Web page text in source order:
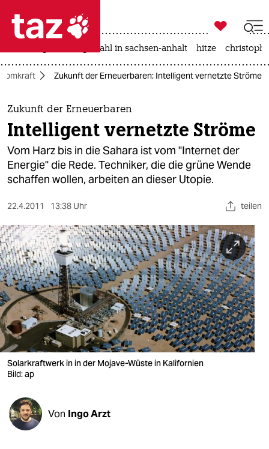
 taz zahl ich
taz zahl ich
themen
politik
öko
sport
berlin
nord
wahrheit
verlag
verlag
veranstaltungen
shop

taz zahl ich
landtagswahl in sachsen-anhalt hitze
Zukunft der Erneuerbaren: Intelligent vernetzte Ströme
Zukunft der Erneuerbaren
Intelligent vernetzte Ströme
Vom Harz bis in die Sahara ist vom "Internet der
Energie" die Rede. Techniker, die die grüne Wende
schaffen wollen, arbeiten an dieser Utopie.
22.4.2011 13:38 Uhr teilen
Solarkraftwerk in in der Mojave-Wüste in Kalifornien
Bild: ap
Von Ingo Arzt